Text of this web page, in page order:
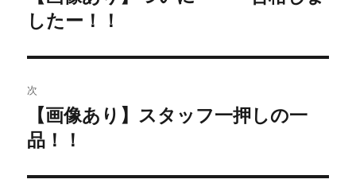
ナ
ビ
ゲ
ー
シ
去
投
稿:
したー！！
次
の
稿:
【画像あり】スタッフ一押しの一
品！！